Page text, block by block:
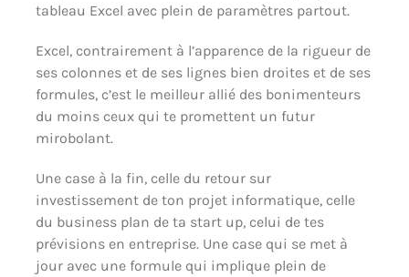
tableau Excel avec plein de paramètres partout.
Excel, contrairement à l’apparence de la rigueur de
ses colonnes et de ses lignes bien droites et de ses
formules, c’est le meilleur allié des bonimenteurs
du moins ceux qui te promettent un futur
mirobolant.
Une case à la fin, celle du retour sur
investissement de ton projet informatique, celle
du business plan de ta start up, celui de tes
prévisions en entreprise. Une case qui se met à
jour avec une formule qui implique plein de